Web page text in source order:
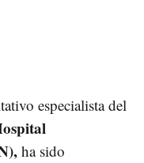
especialista del
ha sido